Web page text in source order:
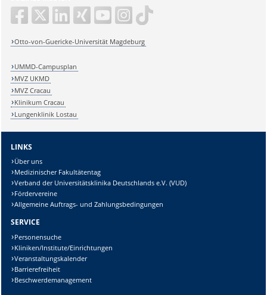
Otto-von-Guericke-Universität Magdeburg
UMMD-Campusplan
MVZ UKMD
MVZ Cracau
Klinikum Cracau
Lungenklinik Lostau
LINKS
Über uns
Medizinischer Fakultätentag
Verband der Universitätsklinika Deutschlands e.V. (VUD)
Fördervereine
Allgemeine Auftrags- und Zahlungsbedingungen
SERVICE
Personensuche
Kliniken/Institute/Einrichtungen
Veranstaltungskalender
Barrierefreiheit
Beschwerdemanagement